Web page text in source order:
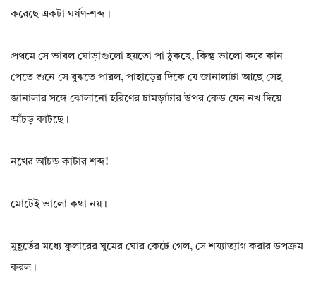
করেছে একটা ঘর্ষণ-শব্দ।
প্রথমে সে ভাবল ঘোড়াগুলো হয়তো পা ঠুকছে, কিন্তু ভালো করে কান
পেতে শুনে সে বুঝতে পারল, পাহাড়ের দিকে যে জানালাটা আছে সেই
জানালার সঙ্গে ঝোলানো হরিণের চামড়াটার উপর কেউ যেন নখ দিয়ে
আঁচড় কাটছে।
নখের আঁচড় কাটার শব্দ!
মোটেই ভালো কথা নয়।
মুহূর্তের মধ্যে ফুলারের ঘুমের ঘোর কেটে গেল, সে শয্যাত্যাগ করার উপক্রম
করল।